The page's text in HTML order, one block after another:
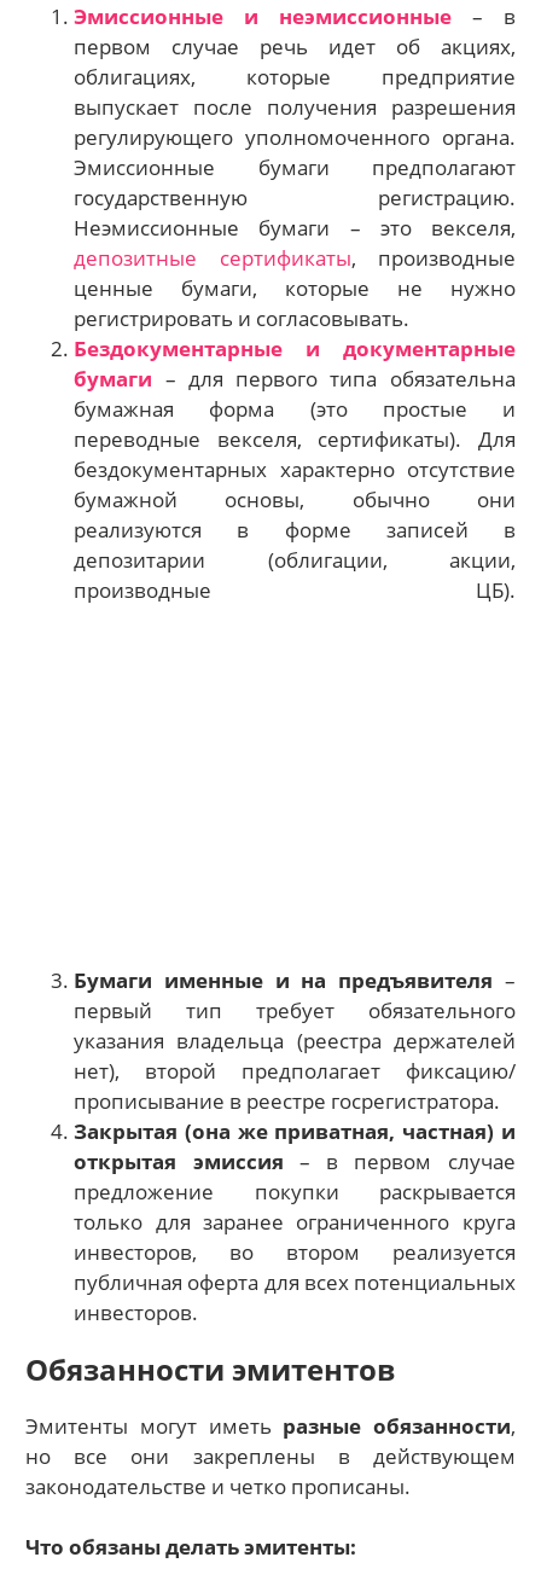
Эмиссионные и неэмиссионные – в
первом случае речь идет об акциях,
облигациях, которые предприятие
выпускает после получения разрешения
регулирующего уполномоченного органа.
Эмиссионные бумаги предполагают
государственную регистрацию.
Неэмиссионные бумаги – это векселя,
депозитные сертификаты, производные
ценные бумаги, которые не нужно
регистрировать и согласовывать.
Бездокументарные и документарные
бумаги – для первого типа обязательна
бумажная форма (это простые и
переводные векселя, сертификаты). Для
бездокументарных характерно отсутствие
бумажной основы, обычно они
реализуются в форме записей в
депозитарии (облигации, акции,
производные ЦБ).
Бумаги именные и на предъявителя –
первый тип требует обязательного
указания владельца (реестра держателей
нет), второй предполагает фиксацию/
прописывание в реестре госрегистратора.
Закрытая (она же приватная, частная) и
открытая эмиссия – в первом случае
предложение покупки раскрывается
только для заранее ограниченного круга
инвесторов, во втором реализуется
публичная оферта для всех потенциальных
инвесторов.
Обязанности эмитентов
Эмитенты могут иметь разные обязанности,
но все они закреплены в действующем
законодательстве и четко прописаны.
Что обязаны делать эмитенты: